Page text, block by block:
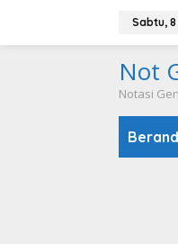
konten
Sabtu,
Not
Notasi